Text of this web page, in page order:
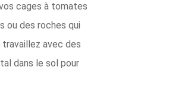
cages à tomates
ou des roches qui
avec des
dans le sol pour